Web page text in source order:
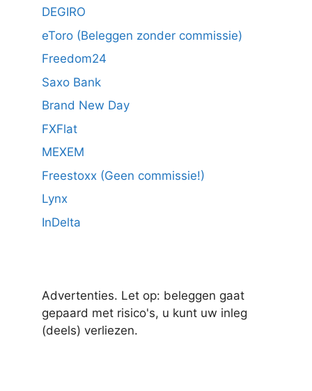
DEGIRO
eToro (Beleggen zonder commissie)
Freedom24
Saxo Bank
Brand New Day
FXFlat
MEXEM
Freestoxx (Geen commissie!)
Lynx
InDelta
Advertenties. Let op: beleggen gaat
gepaard met risico's, u kunt uw inleg
(deels) verliezen.